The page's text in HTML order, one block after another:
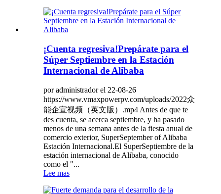
¡Cuenta regresiva!Prepárate para el
Súper Septiembre en la Estación
Internacional de Alibaba
por administrador el 22-08-26
https://www.vmaxpowerpv.com/uploads/2022众
能企宣视频（英文版）.mp4 Antes de que te
des cuenta, se acerca septiembre, y ha pasado
menos de una semana antes de la fiesta anual de
comercio exterior, SuperSeptember of Alibaba
Estación Internacional.El SuperSeptiembre de la
estación internacional de Alibaba, conocido
como el "...
Lee mas